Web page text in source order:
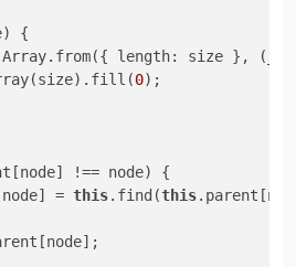
{
Array.from({ length: size },
0);
!== node) {
= this.find(this